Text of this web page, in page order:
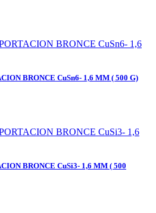
BRONCE CuSn6- 1,6 MM ( 500 G)
BRONCE CuSi3- 1,6 MM ( 500